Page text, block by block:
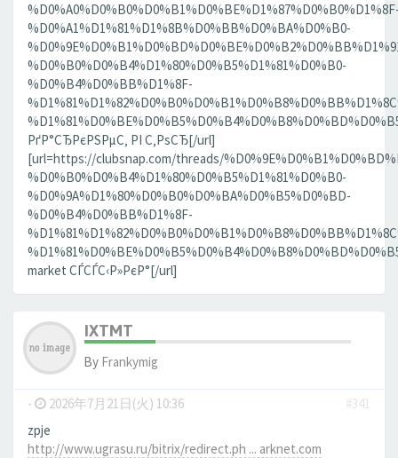
%D0%A1%D1%81%D1%8B%D0%BB%D0%BA%D0%B0-
%D0%B0%D0%B4%D1%80%D0%B5%D1%81%D0%B0-
%D0%B4%D0%BB%D1%8F-
РґР°СЂРєРЅРµС‚ РІ С‚РѕСЂ[/url]
[url=https://clubsnap.com/threads/
%D0%B0%D0%B4%D1%80%D0%B5%D1%81%D0%B0-
%D0%9A%D1%80%D0%B0%D0%BA%D0%B5%D0%BD-
%D0%B4%D0%BB%D1%8F-
market СЃСЃС‹Р»РєР°[/url]
IXTMT
By Frankymig
- 2026年7月21日(火) 10:36
#341
zpje
http://www.ugrasu.ru/bitrix/redirect.ph ... arknet.com